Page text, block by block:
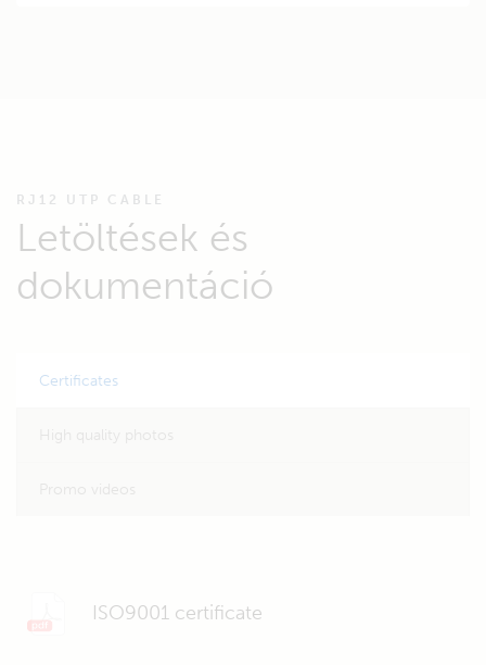
RJ12 UTP CABLE
Letöltések és
dokumentáció
Certificates
ISO9001 certificate